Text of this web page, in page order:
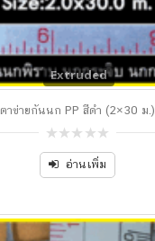
Extruded
ตาข่ายกันนก PP สีดำ (2×30 ม.)
0
out
of
อ่านเพิ่ม